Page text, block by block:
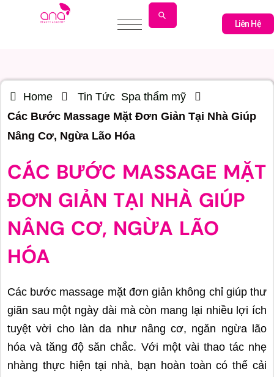
Liên Hệ
Home Tin Tức Spa thẩm mỹ
Các Bước Massage Mặt Đơn Giản Tại Nhà Giúp
Nâng Cơ, Ngừa Lão Hóa
CÁC BƯỚC MASSAGE MẶT
ĐƠN GIẢN TẠI NHÀ GIÚP
NÂNG CƠ, NGỪA LÃO
HÓA
Các bước massage mặt đơn giản không chỉ giúp thư
giãn sau một ngày dài mà còn mang lại nhiều lợi ích
tuyệt vời cho làn da như nâng cơ, ngăn ngừa lão
hóa và tăng độ săn chắc. Với một vài thao tác nhẹ
nhàng thực hiện tại nhà, bạn hoàn toàn có thể cải